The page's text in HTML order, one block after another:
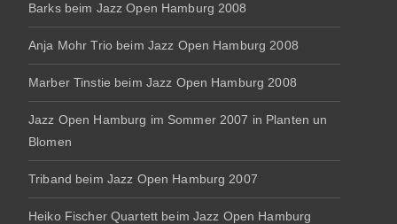
Barks beim Jazz Open Hamburg 2008
Anja Mohr Trio beim Jazz Open Hamburg 2008
Marber Tinstie beim Jazz Open Hamburg 2008
Jazz Open Hamburg im Sommer 2007 in Planten un
Blomen
Triband beim Jazz Open Hamburg 2007
Heiko Fischer Quartett beim Jazz Open Hamburg